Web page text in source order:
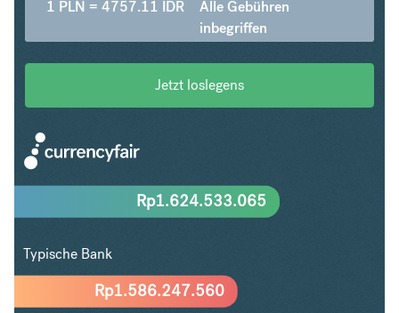
1 PLN = 4757.11 IDR
Alle Gebühren
inbegriffen
Jetzt loslegens
Rp1.586.247.560
Rp1.624.533.065
Typische Bank